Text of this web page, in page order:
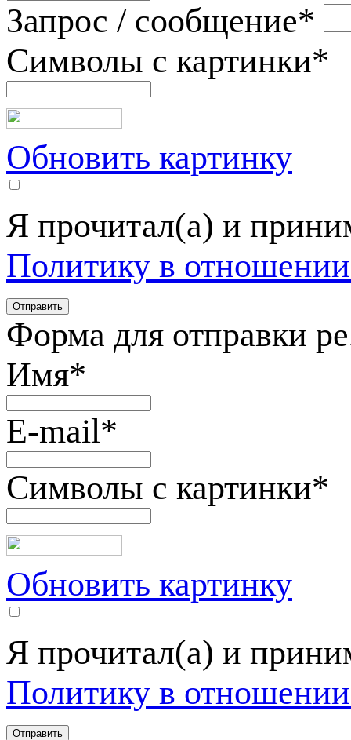
Запрос / сообщение*
Символы с картинки*
Обновить картинку
Я прочитал(а) и
Политику в
Форма для отправки
Имя*
E-mail*
Символы с картинки*
Обновить картинку
Я прочитал(а) и
Политику в